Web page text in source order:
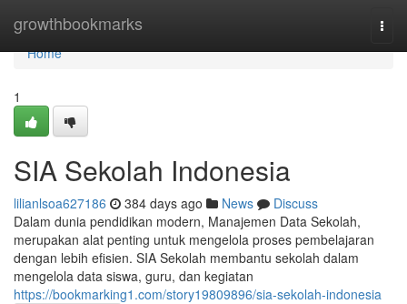
growthbookmarks
Home
Home
1
SIA Sekolah Indonesia
lilianlsoa627186 384 days ago News
Discuss
Dalam dunia pendidikan modern, Manajemen Data Sekolah,
merupakan alat penting untuk mengelola proses pembelajaran
dengan lebih efisien. SIA Sekolah membantu sekolah dalam
mengelola data siswa, guru, dan kegiatan
https://bookmarking1.com/story19809896/sia-sekolah-indonesia